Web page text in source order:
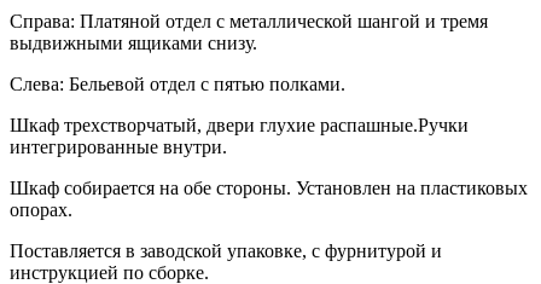
Справа: Платяной отдел с металлической шангой и тремя
выдвижными ящиками снизу.
Слева: Бельевой отдел с пятью полками.
Шкаф трехстворчатый, двери глухие распашные.Ручки
интегрированные внутри.
Шкаф собирается на обе стороны. Установлен на пластиковых
опорах.
Поставляется в заводской упаковке, с фурнитурой и
инструкцией по сборке.